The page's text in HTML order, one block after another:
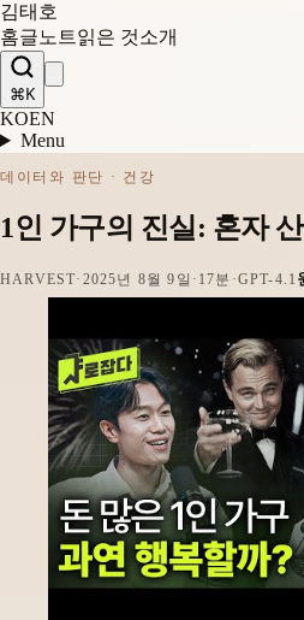
김태호
홈글 노트읽은 것소개
⌘K
KOEN
Menu
데이터와 판단 · 건강
1인 가구의 진실: 혼자
HARVEST· 2025년 8월 9일 · 17분 ·GPT-4.1